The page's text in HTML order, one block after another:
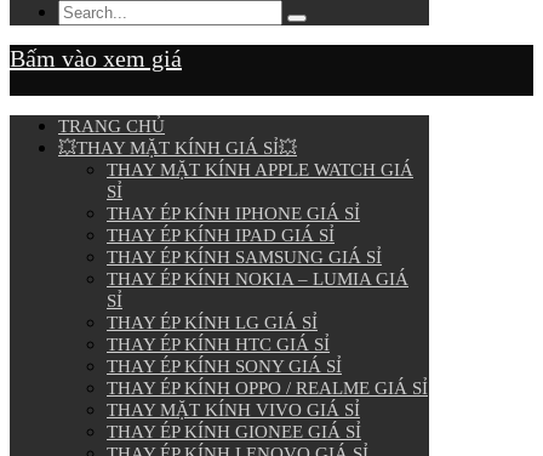
Bấm vào xem giá
TRANG CHỦ
💥THAY MẶT KÍNH GIÁ SỈ💥
THAY MẶT KÍNH APPLE WATCH GIÁ
SỈ
THAY ÉP KÍNH IPHONE GIÁ SỈ
THAY ÉP KÍNH IPAD GIÁ SỈ
THAY ÉP KÍNH SAMSUNG GIÁ SỈ
THAY ÉP KÍNH NOKIA – LUMIA GIÁ
SỈ
THAY ÉP KÍNH LG GIÁ SỈ
THAY ÉP KÍNH HTC GIÁ SỈ
THAY ÉP KÍNH SONY GIÁ SỈ
THAY ÉP KÍNH OPPO / REALME GIÁ SỈ
THAY MẶT KÍNH VIVO GIÁ SỈ
THAY ÉP KÍNH GIONEE GIÁ SỈ